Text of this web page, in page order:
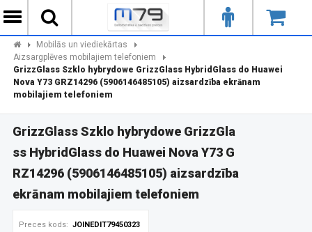
Mobilās un viediekārtas
Aizsargplēves mobilajiem telefoniem
GrizzGlass Szklo hybrydowe GrizzGlass HybridGlass do Huawei
Nova Y73 GRZ14296 (5906146485105) aizsardzība ekrānam
mobilajiem telefoniem
GrizzGlass Szklo hybrydowe GrizzGla
ss HybridGlass do Huawei Nova Y73 G
RZ14296 (5906146485105) aizsardzība
ekrānam mobilajiem telefoniem
Preces kods: JOINEDIT79450323